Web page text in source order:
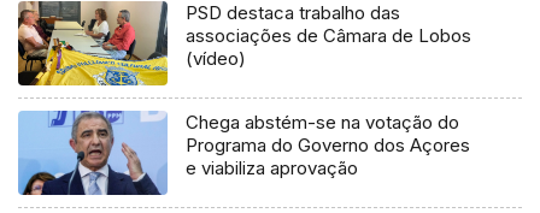
PSD destaca trabalho das
associações de Câmara de Lobos
(vídeo)
Chega abstém-se na votação do
Programa do Governo dos Açores
e viabiliza aprovação